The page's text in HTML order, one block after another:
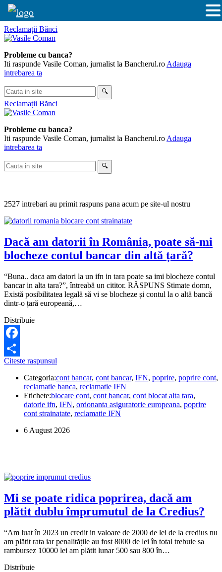
Skip
to
Reclamații Bănci
Probleme cu banca?
Iti raspunde Vasile Coman, jurnalist la Bancherul.ro Adauga
intrebarea ta
Cauta
in
site
🔍
Reclamații Bănci
Probleme cu banca?
Iti raspunde Vasile Coman, jurnalist la Bancherul.ro Adauga
intrebarea ta
Cauta
in
🔍
2527 intrebari au primit raspuns pana acum pe site-ul nostru
Dacă am datorii în România, poate să-mi
blocheze contul bancar din altă țară?
“Buna.. daca am datori la un ifn in tara poate sa imi blocheze contul
bancar in alta tara?”, întreabă un cititor. RĂSPUNS Stimate domn,
Există posibilitatea legală să vi se blocheze și contul la o altă bancă
dintr-o țară europeană,…
Distribuie
Facebook
Share
Citeste raspunsul
datorii
în
România,
poate
să-
blocheze
țară?
Categoria:cont bancar, cont bancar, IFN, poprire, poprire cont,
reclamatie banca, reclamatie IFN
Etichete:blocare cont, cont bancar, cont blocat alta tara,
datorie ifn, IFN, ordonanta asiguratorie europeana, poprire
cont strainatate, reclamatie IFN
6 August 2026
Mi se poate ridica poprirea, dacă am
plătit dublu împrumutul de la Credius?
“Am luat în 2023 un credit in valoare de 2000 de lei de la credius nu
am plătit rata iar penalitățile au fost 8000 de lei în total trebuie sa
rambursez 10000 lei am plătit lunar 500 sau 800 în…
Distribuie